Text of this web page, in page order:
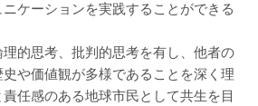
ケーションを実践することができる
的思考、批判的思考を有し、他者の
や価値観が多様であることを深く理
任感のある地球市民として共生を目